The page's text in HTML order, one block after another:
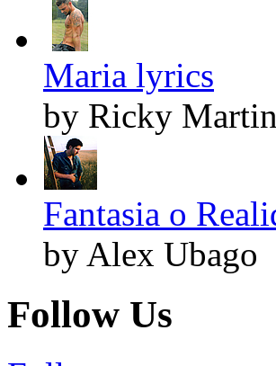
Maria lyrics
by Ricky Martin
Fantasia o
by Alex Ubago
Follow Us